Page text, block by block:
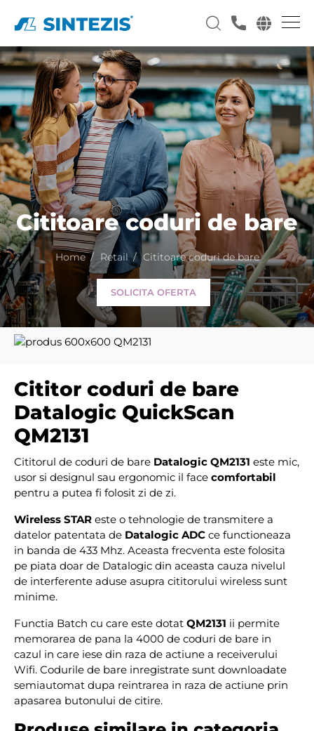
Cititoare coduri de bare
Home Retail Cititoare coduri de bare
SOLICITA OFERTA
Cititor coduri de bare
Datalogic QuickScan
QM2131
Cititorul de coduri de bare Datalogic QM2131 este mic,
usor si designul sau ergonomic il face comfortabil
pentru a putea fi folosit zi de zi.
Wireless STAR este o tehnologie de transmitere a
datelor patentata de Datalogic ADC ce functioneaza
in banda de 433 Mhz. Aceasta frecventa este folosita
pe piata doar de Datalogic din aceasta cauza nivelul
de interferente aduse asupra cititorului wireless sunt
minime.
Functia Batch cu care este dotat QM2131 ii permite
memorarea de pana la 4000 de coduri de bare in
cazul in care iese din raza de actiune a receiverului
Wifi. Codurile de bare inregistrate sunt downloadate
semiautomat dupa reintrarea in raza de actiune prin
apasarea butonului de citire.